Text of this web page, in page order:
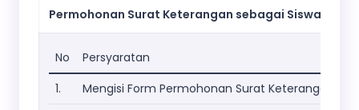
Permohonan Surat Keterangan sebagai Siswa
No
Persyaratan
1.
Mengisi Form Permohonan Surat Keterangan